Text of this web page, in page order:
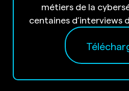
métiers de la
centaines d’interviews